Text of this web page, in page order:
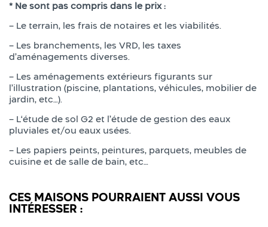
* Ne sont pas compris dans le prix :
– Le terrain, les frais de notaires et les viabilités.
– Les branchements, les VRD, les taxes
d’aménagements diverses.
– Les aménagements extérieurs figurants sur
l’illustration (piscine, plantations, véhicules, mobilier de
jardin, etc…).
– L‘étude de sol G2 et l’étude de gestion des eaux
pluviales et/ou eaux usées.
– Les papiers peints, peintures, parquets, meubles de
cuisine et de salle de bain, etc…
CES MAISONS POURRAIENT AUSSI VOUS
INTÉRESSER :